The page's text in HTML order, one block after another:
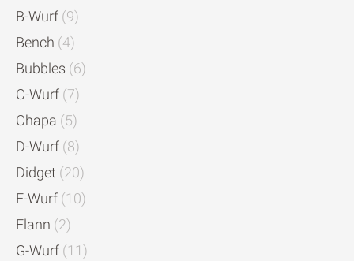
B-Wurf (9)
Bench (4)
Bubbles (6)
C-Wurf (7)
Chapa (5)
D-Wurf (8)
Didget (20)
E-Wurf (10)
Flann (2)
G-Wurf (11)